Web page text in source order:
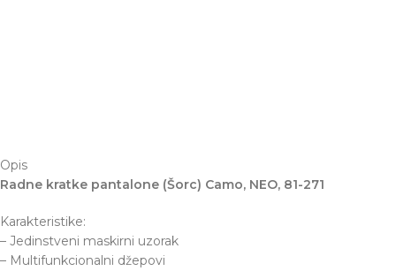
Opis
Radne kratke pantalone (Šorc) Camo, NEO, 81-271
Karakteristike:
– Jedinstveni maskirni uzorak
– Multifunkcionalni džepovi